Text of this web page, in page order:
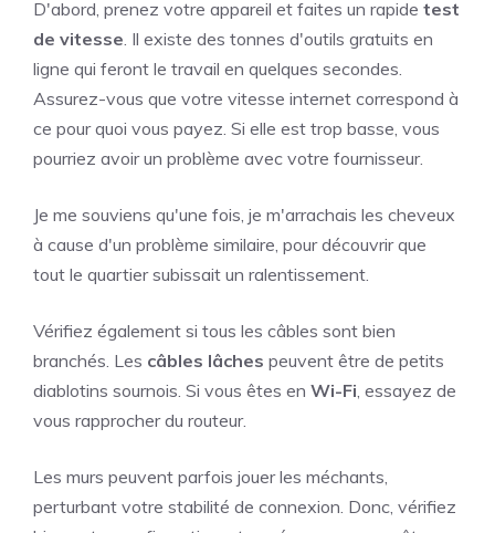
D'abord, prenez votre appareil et faites un rapide test
de vitesse. Il existe des tonnes d'outils gratuits en
ligne qui feront le travail en quelques secondes.
Assurez-vous que votre vitesse internet correspond à
ce pour quoi vous payez. Si elle est trop basse, vous
pourriez avoir un problème avec votre fournisseur.
Je me souviens qu'une fois, je m'arrachais les cheveux
à cause d'un problème similaire, pour découvrir que
tout le quartier subissait un ralentissement.
Vérifiez également si tous les câbles sont bien
branchés. Les câbles lâches peuvent être de petits
diablotins sournois. Si vous êtes en Wi-Fi, essayez de
vous rapprocher du routeur.
Les murs peuvent parfois jouer les méchants,
perturbant votre stabilité de connexion. Donc, vérifiez